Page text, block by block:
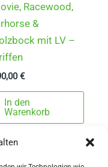
Racewood,
&
mit LV –
€
In den
Warenkorb